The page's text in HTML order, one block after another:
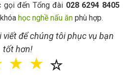
gọi đến Tổng đài 028 6294 8405
học nghề nấu ăn phù hợp.
để chúng tôi phục vụ bạn
tốt hơn!
☆
☆
☆